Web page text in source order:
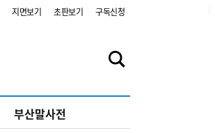
지면보기 초판보기 구독신청
부산말사전